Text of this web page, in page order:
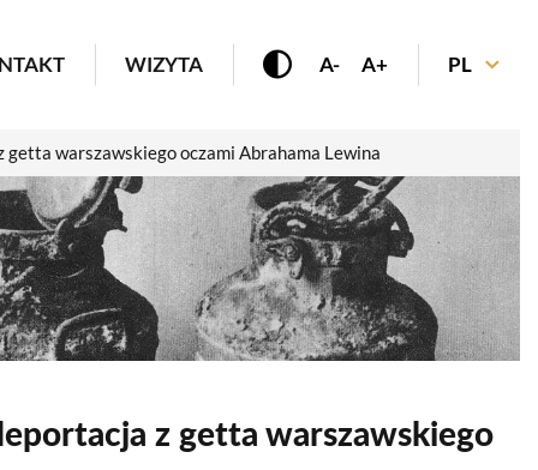
WIZYTA A- A+ PL
getta warszawskiego oczami Abrahama Lewina
z getta warszawskiego